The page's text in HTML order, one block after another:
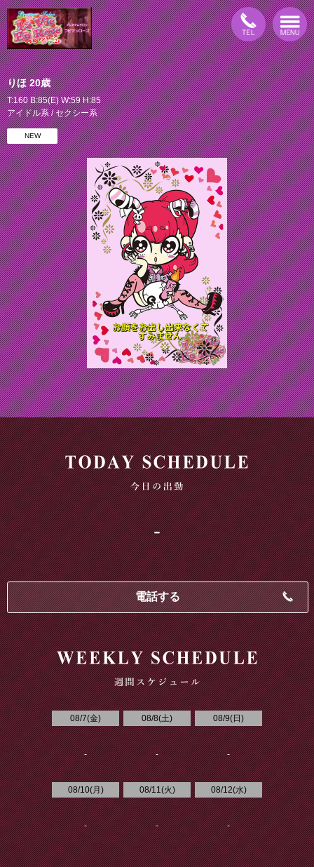
りほ 20歳
T:160 B:85(E) W:59 H:85
アイドル系 / セクシー系
NEW
-
電話する
08/7(金)
-
08/8(土)
-
08/9(日 )
-
08/10(月 )
-
08/11(火)
-
08/12(水)
-